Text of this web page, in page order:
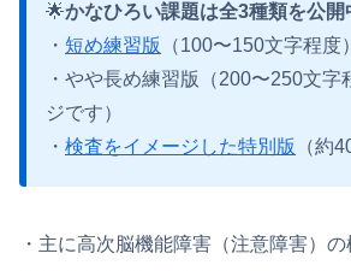
🌟かなひろい課題は全3種類を公開
・ 短め練習版
（100〜150文字程度）
・やや長め練習版（200〜250文字
ジです）
・ 検査をイメージした特別版 （約
・主に高次脳機能障害（注意障害）